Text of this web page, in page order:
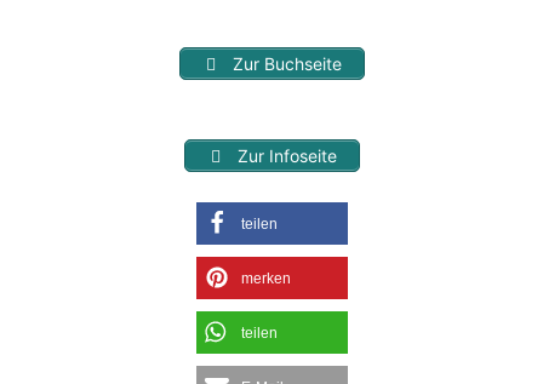
Zur Buchseite
Zur Infoseite
teilen
merken
teilen